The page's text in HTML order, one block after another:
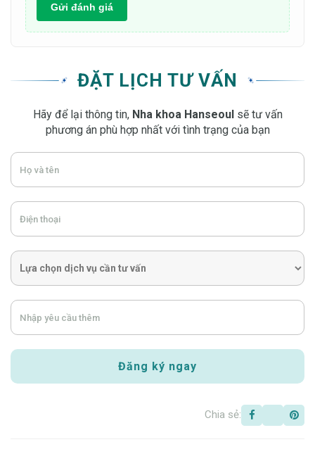
Gửi đánh giá
ĐẶT LỊCH TƯ VẤN
Hãy để lại thông tin, Nha khoa Hanseoulsẽ tư vấn
phương án phù hợp nhất với tình trạng của bạn
Chia sẻ: